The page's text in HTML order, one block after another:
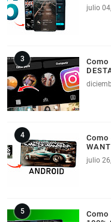
julio
Como
Como
julio
Como